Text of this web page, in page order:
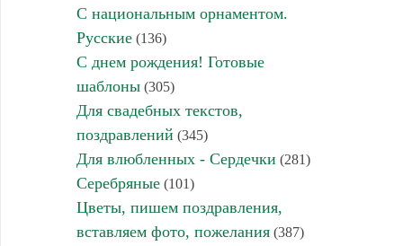
С национальным орнаментом.
Русские(136)
С днем рождения! Готовые
шаблоны(305)
Для свадебных текстов,
поздравлений (345)
Для влюбленных - Сердечки (281)
Серебряные(101)
Цветы, пишем поздравления,
вставляем фото, пожелания(387)